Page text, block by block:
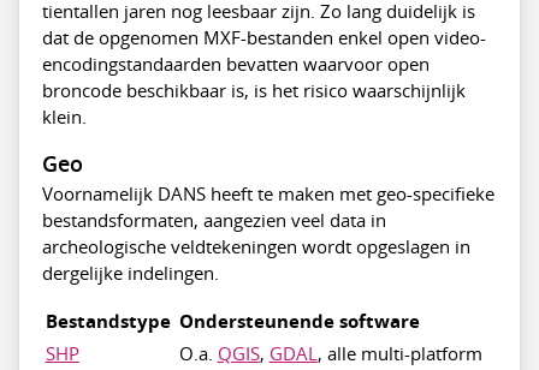
tientallen jaren nog leesbaar zijn. Zo lang duidelijk is
dat de opgenomen MXF-bestanden enkel open video-
encodingstandaarden bevatten waarvoor open
broncode beschikbaar is, is het risico waarschijnlijk
klein.
Geo
Voornamelijk DANS heeft te maken met geo-specifieke
bestandsformaten, aangezien veel data in
archeologische veldtekeningen wordt opgeslagen in
dergelijke indelingen.
Bestandstype Ondersteunende software
SHP O.a. QGIS, GDAL , alle multi-platform